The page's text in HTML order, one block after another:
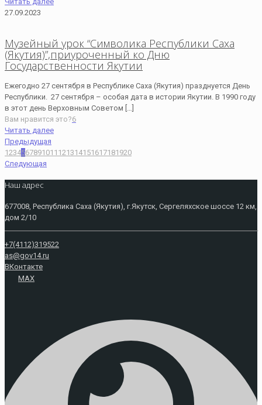
27.09.2023
Музейный урок “Cимволика Республики Саха
(Якутия)”,приуроченный ко Дню
Государственности Якутии
Ежегодно 27 сентября в Республике Саха (Якутия) празднуется День
Республики. 27 сентября – особая дата в истории Якутии. В 1990 году
в этот день Верховным Советом […]
Вам нравится это?6
Читать далее
Предыдущая
1234567891011 121314151617181920
Следующая
Наш адрес
677008, Республика Саха (Якутия), г.Якутск, Сергеляхское шоссе 12 км,
дом 2/10
+7(4112)319522
as@gov14.ru
ВКонтакте
MAX